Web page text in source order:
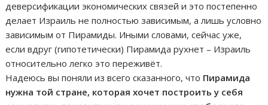
деверсификации экономических связей и это постепенно
делает Израиль не полностью зависимым, а лишь условно
зависимым от Пирамиды. Иными словами, сейчас уже,
если вдруг (гипотетически) Пирамида рухнет – Израиль
относительно легко это переживёт.
Надеюсь вы поняли из всего сказанного, что Пирамида
нужна той стране, которая хочет построить у себя